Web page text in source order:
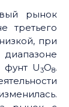
рынок
третьего
при
U3O8.